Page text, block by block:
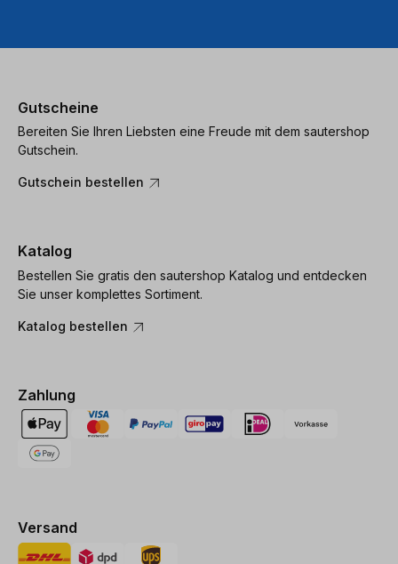
Gutscheine
Bereiten Sie Ihren Liebsten eine Freude mit dem sautershop
Gutschein.
Gutschein bestellen
Katalog
Bestellen Sie gratis den sautershop Katalog und entdecken
Sie unser komplettes Sortiment.
Katalog bestellen
Zahlung
Versand